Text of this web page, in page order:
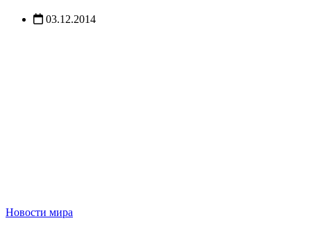
03.12.2014
Новости мира